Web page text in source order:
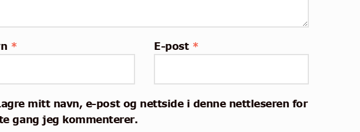
* E-post *
mitt navn, e-post og nettside i denne nettleseren for
gang jeg kommenterer.